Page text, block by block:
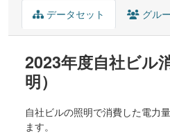
データセット グル
2023年度自社ビル
明）
自社ビルの照明で消費した電力
ます。